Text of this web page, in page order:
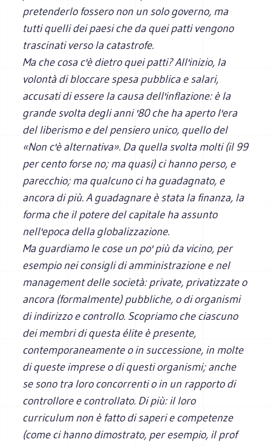
pretenderlo fossero non un solo governo, ma
tutti quelli dei paesi che da quei patti vengono
trascinati verso la catastrofe.
Ma che cosa c'è dietro quei patti? All'inizio, la
volontà di bloccare spesa pubblica e salari,
accusati di essere la causa dell'inflazione: è la
grande svolta degli anni '80 che ha aperto l'era
del liberismo e del pensiero unico, quello del
«Non c'è alternativa». Da quella svolta molti (il 99
per cento forse no; ma quasi) ci hanno perso, e
parecchio; ma qualcuno ci ha guadagnato, e
ancora di più. A guadagnare è stata la finanza, la
forma che il potere del capitale ha assunto
nell'epoca della globalizzazione.
Ma guardiamo le cose un po' più da vicino, per
esempio nei consigli di amministrazione e nel
management delle società: private, privatizzate o
ancora (formalmente) pubbliche, o di organismi
di indirizzo e controllo. Scopriamo che ciascuno
dei membri di questa élite è presente,
contemporaneamente o in successione, in molte
di queste imprese o di questi organismi; anche
se sono tra loro concorrenti o in un rapporto di
controllore e controllato. Di più: il loro
curriculum non è fatto di saperi e competenze
(come ci hanno dimostrato, per esempio, il prof